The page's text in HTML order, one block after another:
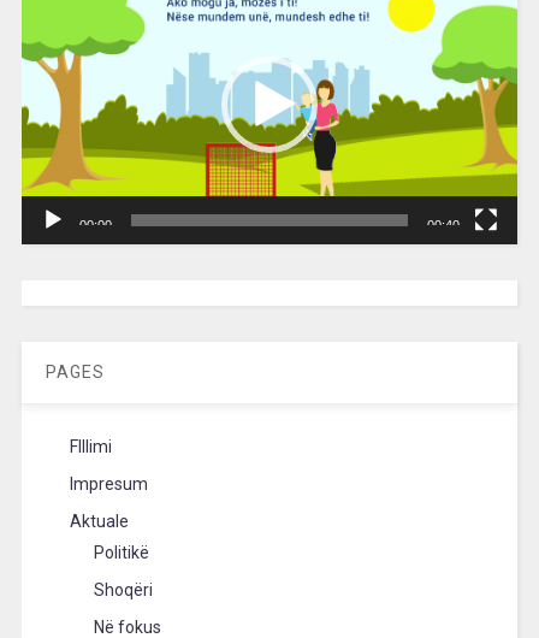
00:00 00:40
PAGES
FIllimi
Impresum
Aktuale
Politikë
Shoqëri
Në fokus